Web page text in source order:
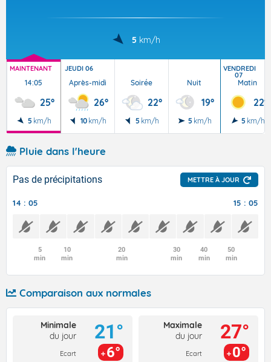
5 km/h
MAINTENANT
14:05
25°
5 km/h
JEUDI 06
Après-midi
26°
10 km/h
Soirée
22°
5 km/h
Nuit
19°
5 km/h
VENDREDI
07
Matin
22°
5 km/h
Pluie dans l'heure
Pas de précipitations METTRE À JOUR
14 : 05 15 : 05
5
min
10
min
20
min
30
min
40
min
50
min
Comparaison aux normales
Minimale
du jour
Ecart
21°
6°
Maximale
du jour
Ecart
27°
0°